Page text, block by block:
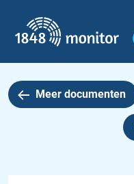
Hoofdmenu
Meer documenten